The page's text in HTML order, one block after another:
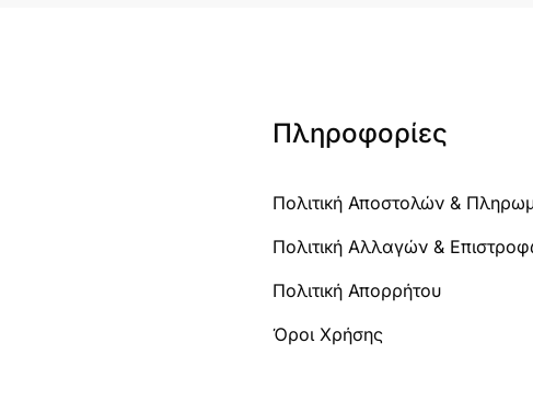
Πληροφορίες
Πολιτική Αποστολών &
Πολιτική Αλλαγών &
Πολιτική Απορρήτου
Όροι Χρήσης